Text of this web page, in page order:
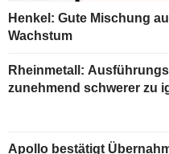
Henkel: Gute Mischung
Wachstum
Rheinmetall:
zunehmend schwerer zu
Apollo bestätigt